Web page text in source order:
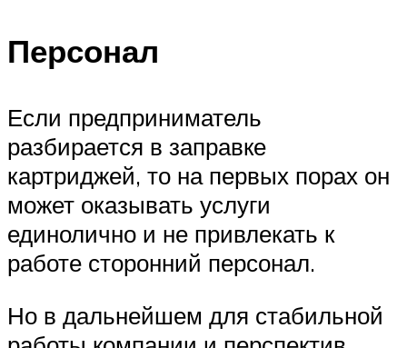
Персонал
Если предприниматель
разбирается в заправке
картриджей, то на первых порах он
может оказывать услуги
единолично и не привлекать к
работе сторонний персонал.
Но в дальнейшем для стабильной